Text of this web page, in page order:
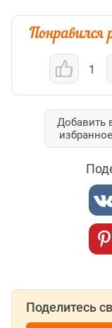
1
Добавить
избранное
Поделитесь